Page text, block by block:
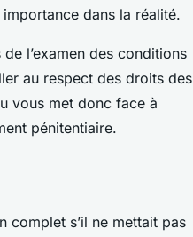
dans la réalité.
l’examen des conditions
au respect des droits des
vous met donc face à
pénitentiaire.
complet s’il ne mettait pas